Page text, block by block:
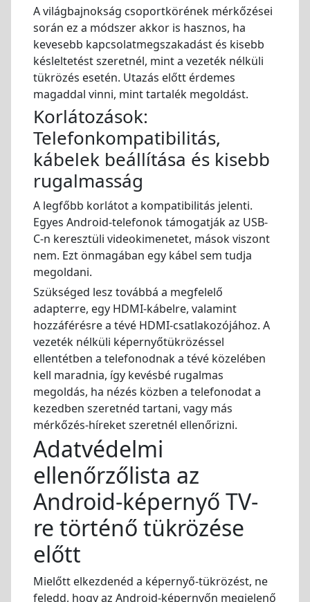
A világbajnokság csoportkörének mérkőzései
során ez a módszer akkor is hasznos, ha
kevesebb kapcsolatmegszakadást és kisebb
késleltetést szeretnél, mint a vezeték nélküli
tükrözés esetén. Utazás előtt érdemes
magaddal vinni, mint tartalék megoldást.
Korlátozások:
Telefonkompatibilitás,
kábelek beállítása és kisebb
rugalmasság
A legfőbb korlátot a kompatibilitás jelenti.
Egyes Android-telefonok támogatják az USB-
C-n keresztüli videokimenetet, mások viszont
nem. Ezt önmagában egy kábel sem tudja
megoldani.
Szükséged lesz továbbá a megfelelő
adapterre, egy HDMI-kábelre, valamint
hozzáférésre a tévé HDMI-csatlakozójához. A
vezeték nélküli képernyőtükrözéssel
ellentétben a telefonodnak a tévé közelében
kell maradnia, így kevésbé rugalmas
megoldás, ha nézés közben a telefonodat a
kezedben szeretnéd tartani, vagy más
mérkőzés-híreket szeretnél ellenőrizni.
Adatvédelmi
ellenőrzőlista az
Android-képernyő TV-
re történő tükrözése
előtt
Mielőtt elkezdenéd a képernyő-tükrözést, ne
feledd, hogy az Android-képernyőn megjelenő